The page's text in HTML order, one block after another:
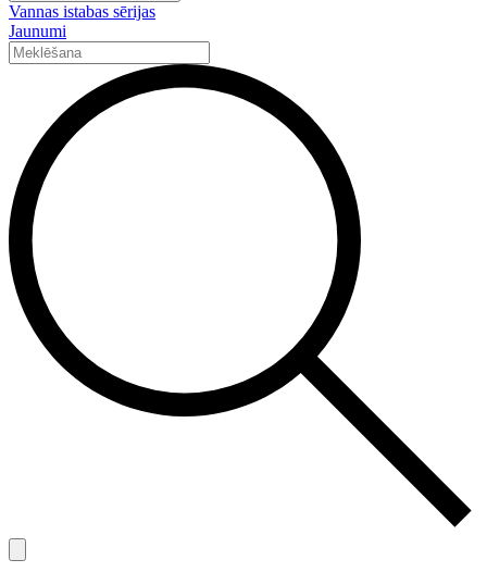
Vannas istabas sērijas
Jaunumi